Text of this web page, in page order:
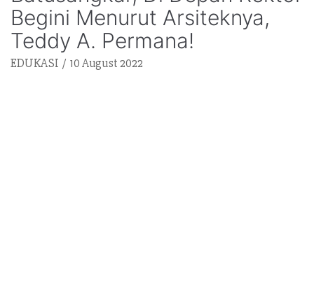
Begini Menurut Arsiteknya,
Teddy A. Permana!
EDUKASI 10 August 2022